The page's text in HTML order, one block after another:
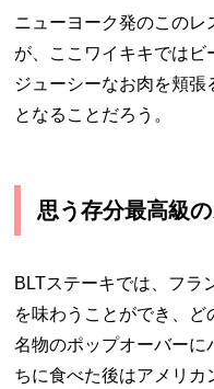
ニューヨーク発のこのレ
が、ここワイキキではビ
ジューシーなお肉を頬
となることだろう。
思う存分最高級
BLTステーキでは、フラ
を味わうことができ、ど
名物のポップオーバーに
ちに食べた後はアメリカ